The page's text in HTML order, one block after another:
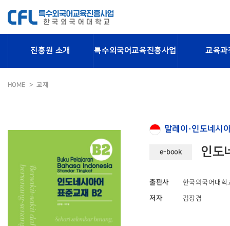
진흥원 소개 특수외국어교육진흥사업 교육과
HOME 교재
말레이·인도네시
e-book 인도
출판사 한국외국어대학
저자 김장겸